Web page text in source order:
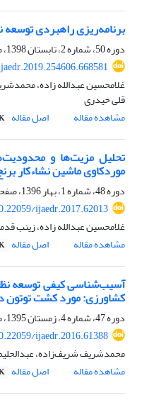
برنامه‌ریزی راهبردی توسعه
دوره 50، شماره 2، تابستان 1398، صفحه
غلامحسین عبدالله زاده،
قلی حیدری
مشاهده مقاله
اصل مقاله
تحلیل مزیت‌ها و
موردکاوی ماشین نشاءکار
دوره 48، شماره 1، بهار 1396، صفحه
ijaedr.2017.62013
غلامحسین عبدالله زاده، زینب
مشاهده مقاله
اصل مقاله
آسیب‌شناسی کیفی توسعه
کشاورزی: مورد کشت توتون
دوره 47، شماره 4، زمستان 1395، صفحه
ijaedr.2016.61388
محمدشریف شریف‌زاده،
مشاهده مقاله
اصل مقاله